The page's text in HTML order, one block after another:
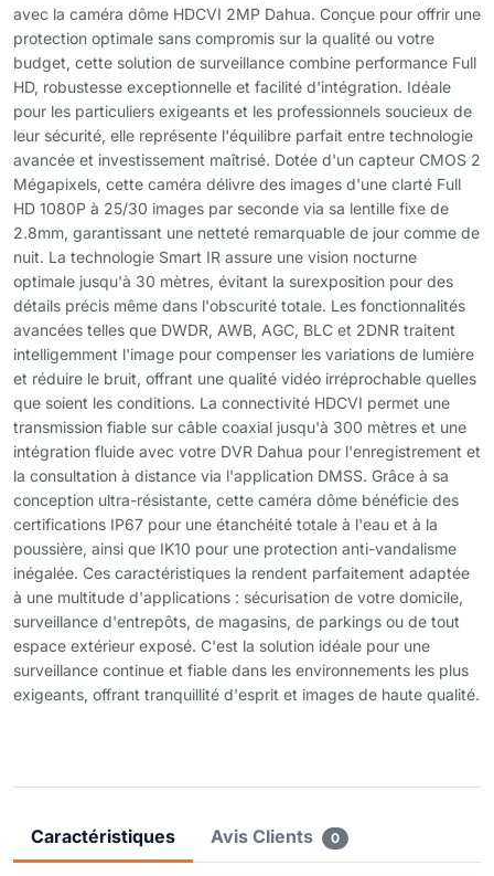
avec la caméra dôme HDCVI 2MP Dahua. Conçue pour offrir une
protection optimale sans compromis sur la qualité ou votre
budget, cette solution de surveillance combine performance Full
HD, robustesse exceptionnelle et facilité d'intégration. Idéale
pour les particuliers exigeants et les professionnels soucieux de
leur sécurité, elle représente l'équilibre parfait entre technologie
avancée et investissement maîtrisé. Dotée d'un capteur CMOS 2
Mégapixels, cette caméra délivre des images d'une clarté Full
HD 1080P à 25/30 images par seconde via sa lentille fixe de
2.8mm, garantissant une netteté remarquable de jour comme de
nuit. La technologie Smart IR assure une vision nocturne
optimale jusqu'à 30 mètres, évitant la surexposition pour des
détails précis même dans l'obscurité totale. Les fonctionnalités
avancées telles que DWDR, AWB, AGC, BLC et 2DNR traitent
intelligemment l'image pour compenser les variations de lumière
et réduire le bruit, offrant une qualité vidéo irréprochable quelles
que soient les conditions. La connectivité HDCVI permet une
transmission fiable sur câble coaxial jusqu'à 300 mètres et une
intégration fluide avec votre DVR Dahua pour l'enregistrement et
la consultation à distance via l'application DMSS. Grâce à sa
conception ultra-résistante, cette caméra dôme bénéficie des
certifications IP67 pour une étanchéité totale à l'eau et à la
poussière, ainsi que IK10 pour une protection anti-vandalisme
inégalée. Ces caractéristiques la rendent parfaitement adaptée
à une multitude d'applications : sécurisation de votre domicile,
surveillance d'entrepôts, de magasins, de parkings ou de tout
espace extérieur exposé. C'est la solution idéale pour une
surveillance continue et fiable dans les environnements les plus
exigeants, offrant tranquillité d'esprit et images de haute qualité.
Caractéristiques Avis Clients 0